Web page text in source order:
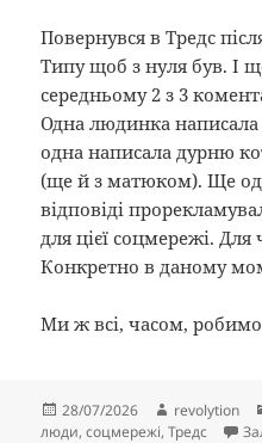
Повернувся в Тредс
Типу щоб з нуля був. І
середньому 2 з 3
Одна людинка написала
одна написала дурню
(ще й з матюком). Ще
відповіді
для цієї соцмережі. Для
Конкретно в даному
Ми ж всі, часом, робимо
Опубліковано
28/07/2026 Автор
revolytion
люди,соцмережі,Тредс